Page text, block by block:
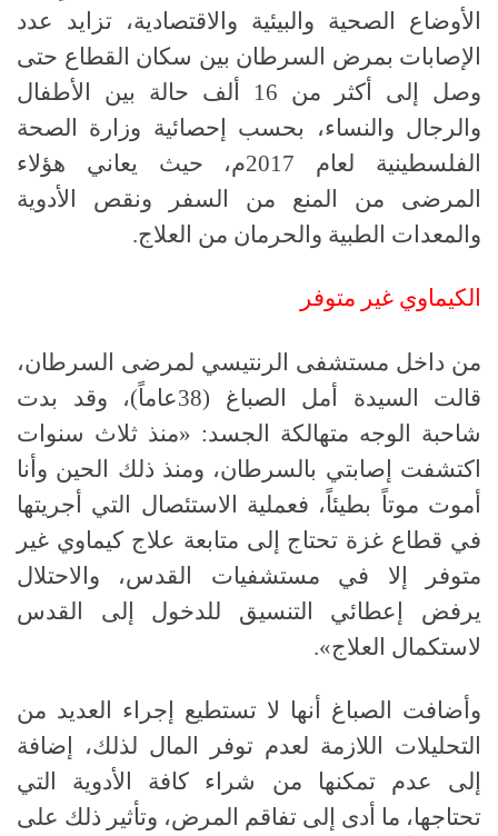
الأوضاع الصحية والبيئية والاقتصادية، تزايد عدد
الإصابات بمرض السرطان بين سكان القطاع حتى
وصل إلى أكثر من 16 ألف حالة بين الأطفال
والرجال والنساء، بحسب إحصائية وزارة الصحة
الفلسطينية لعام 2017م، حيث يعاني هؤلاء
المرضى من المنع من السفر ونقص الأدوية
والمعدات الطبية والحرمان من العلاج.
الكيماوي غير متوفر
من داخل مستشفى الرنتيسي لمرضى السرطان،
قالت السيدة أمل الصباغ (38عاماً)، وقد بدت
شاحبة الوجه متهالكة الجسد: «منذ ثلاث سنوات
اكتشفت إصابتي بالسرطان، ومنذ ذلك الحين وأنا
أموت موتاً بطيئاً، فعملية الاستئصال التي أجريتها
في قطاع غزة تحتاج إلى متابعة علاج كيماوي غير
متوفر إلا في مستشفيات القدس، والاحتلال
يرفض إعطائي التنسيق للدخول إلى القدس
لاستكمال العلاج».
وأضافت الصباغ أنها لا تستطيع إجراء العديد من
التحليلات اللازمة لعدم توفر المال لذلك، إضافة
إلى عدم تمكنها من شراء كافة الأدوية التي
تحتاجها، ما أدى إلى تفاقم المرض، وتأثير ذلك على